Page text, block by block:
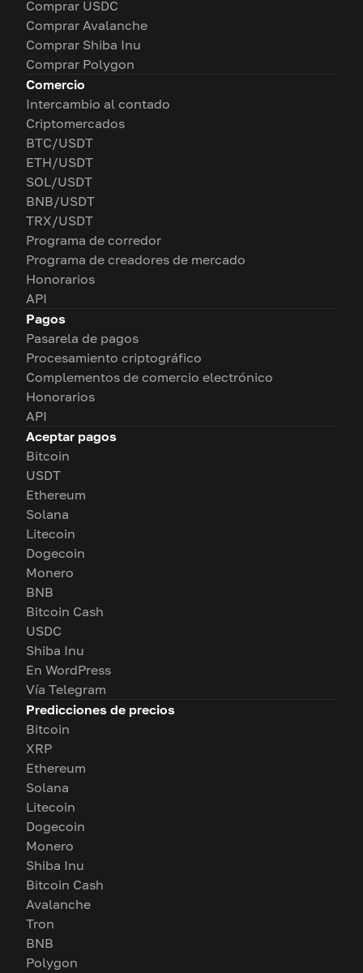
Comprar USDC
Comprar Avalanche
Comprar Shiba Inu
Comprar Polygon
Comercio
Intercambio al contado
Criptomercados
BTC/USDT
ETH/USDT
SOL/USDT
BNB/USDT
TRX/USDT
Programa de corredor
Programa de creadores de mercado
Honorarios
API
Pagos
Pasarela de pagos
Procesamiento criptográfico
Complementos de comercio electrónico
Honorarios
API
Aceptar pagos
Bitcoin
USDT
Ethereum
Solana
Litecoin
Dogecoin
Monero
BNB
Bitcoin Cash
USDC
Shiba Inu
En WordPress
Vía Telegram
Predicciones de precios
Bitcoin
XRP
Ethereum
Solana
Litecoin
Dogecoin
Monero
Shiba Inu
Bitcoin Cash
Avalanche
Tron
BNB
Polygon